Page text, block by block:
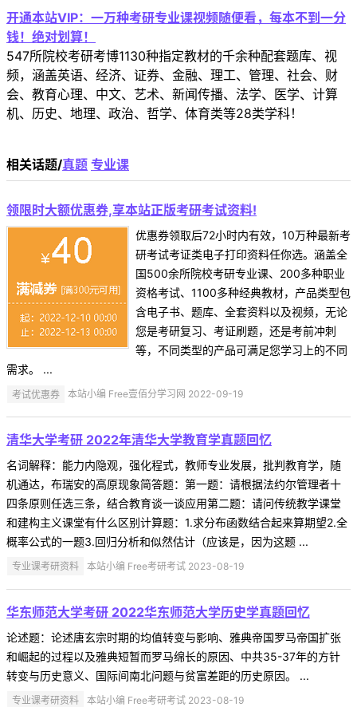
开通本站VIP：一万种考研专业课视频随便看，每本不到一分
钱！绝对划算！
547所院校考研考博1130种指定教材的千余种配套题库、视
频，涵盖英语、经济、证券、金融、理工、管理、社会、财
会、教育心理、中文、艺术、新闻传播、法学、医学、计算
机、历史、地理、政治、哲学、体育类等28类学科！
相关话题/真题 专业课
领限时大额优惠券,享本站正版考研考试资料!
优惠券领取后72小时内有效，10万种最新考
研考试考证类电子打印资料任你选。涵盖全
国500余所院校考研专业课、200多种职业
资格考试、1100多种经典教材，产品类型包
含电子书、题库、全套资料以及视频，无论
您是考研复习、考证刷题，还是考前冲刺
等，不同类型的产品可满足您学习上的不同
需求。 ...
考试优惠券 本站小编 Free壹佰分学习网 2022-09-19
清华大学考研 2022年清华大学教育学真题回忆
名词解释：能力内隐观，强化程式，教师专业发展，批判教育学，随
机通达，布瑞安的高原现象简答题：第一题：请根据法约尔管理者十
四条原则任选三条，结合教育谈一谈应用第二题：请问传统教学课堂
和建构主义课堂有什么区别计算题：1.求分布函数结合起来算期望2.全
概率公式的一题3.回归分析和似然估计（应该是，因为这题 ...
专业课考研资料 本站小编 Free考研考试 2023-08-19
华东师范大学考研 2022华东师范大学历史学真题回忆
论述题：论述唐玄宗时期的均值转变与影响、雅典帝国罗马帝国扩张
和崛起的过程以及雅典短暂而罗马绵长的原因、中共35-37年的方针
转变与历史意义、国际间南北问题与贫富差距的历史原因。 ...
专业课考研资料 本站小编 Free考研考试 2023-08-19